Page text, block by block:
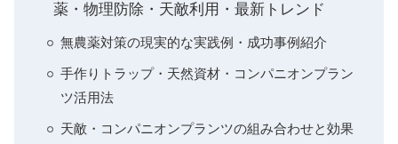
薬・物理防除・天敵利用・最新トレンド
無農薬対策の現実的な実践例・成功事例紹介
手作りトラップ・天然資材・コンパニオンプラン
ツ活用法
天敵・コンパニオンプランツの組み合わせと効果